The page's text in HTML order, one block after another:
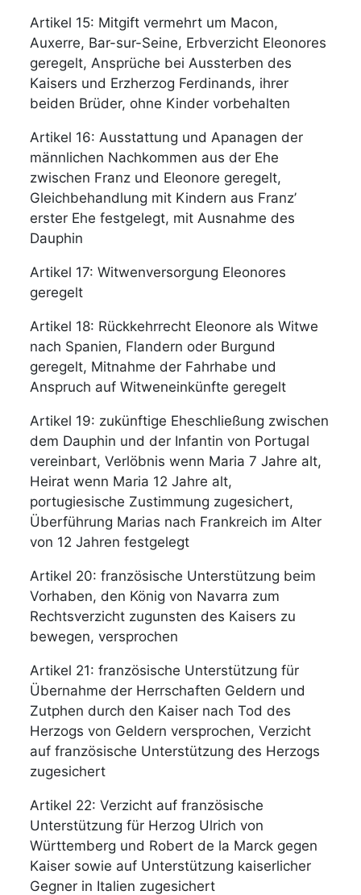
Artikel 15: Mitgift vermehrt um Macon,
Auxerre, Bar-sur-Seine, Erbverzicht Eleonores
geregelt, Ansprüche bei Aussterben des
Kaisers und Erzherzog Ferdinands, ihrer
beiden Brüder, ohne Kinder vorbehalten
Artikel 16: Ausstattung und Apanagen der
männlichen Nachkommen aus der Ehe
zwischen Franz und Eleonore geregelt,
Gleichbehandlung mit Kindern aus Franz’
erster Ehe festgelegt, mit Ausnahme des
Dauphin
Artikel 17: Witwenversorgung Eleonores
geregelt
Artikel 18: Rückkehrrecht Eleonore als Witwe
nach Spanien, Flandern oder Burgund
geregelt, Mitnahme der Fahrhabe und
Anspruch auf Witweneinkünfte geregelt
Artikel 19: zukünftige Eheschließung zwischen
dem Dauphin und der Infantin von Portugal
vereinbart, Verlöbnis wenn Maria 7 Jahre alt,
Heirat wenn Maria 12 Jahre alt,
portugiesische Zustimmung zugesichert,
Überführung Marias nach Frankreich im Alter
von 12 Jahren festgelegt
Artikel 20: französische Unterstützung beim
Vorhaben, den König von Navarra zum
Rechtsverzicht zugunsten des Kaisers zu
bewegen, versprochen
Artikel 21: französische Unterstützung für
Übernahme der Herrschaften Geldern und
Zutphen durch den Kaiser nach Tod des
Herzogs von Geldern versprochen, Verzicht
auf französische Unterstützung des Herzogs
zugesichert
Artikel 22: Verzicht auf französische
Unterstützung für Herzog Ulrich von
Württemberg und Robert de la Marck gegen
Kaiser sowie auf Unterstützung kaiserlicher
Gegner in Italien zugesichert